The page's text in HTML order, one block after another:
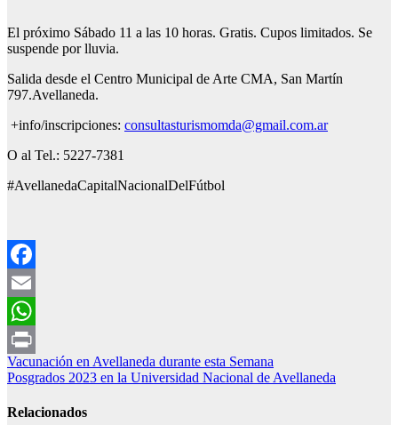
El próximo Sábado 11 a las 10 horas. Gratis. Cupos limitados. Se
suspende por lluvia.
Salida desde el Centro Municipal de Arte CMA, San Martín
797.Avellaneda.
+info/inscripciones: consultasturismomda@gmail.com.ar
O al Tel.: 5227-7381
#AvellanedaCapitalNacionalDelFútbol
Facebook
Email
WhatsApp
Print
Navegación
de
entradas
Vacunación en Avellaneda durante esta Semana
Posgrados 2023 en la Universidad Nacional de Avellaneda
Relacionados